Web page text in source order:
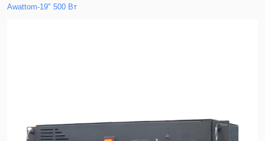
Awattom-19" 500 Вт